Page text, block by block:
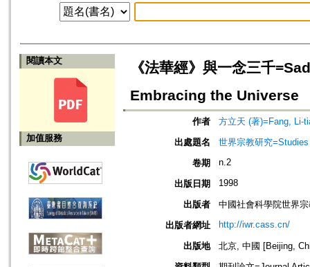
閱讀本文
加值服務
《法華經》與一念三千
Embracing the Universe
作者
方立天 (著)=Fang, Li-
出處題名
世界宗教研究
卷期
n.2
出版日期 1998
出版者
中國社會科學院世界
出版者網址
http://iwr.cass.cn/
出版地
北京, 中國 [Beijing,